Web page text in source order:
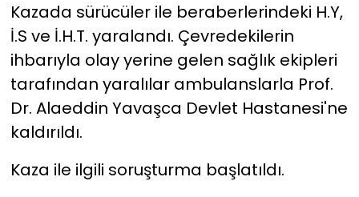
Kazada sürücüler ile beraberlerindeki H.Y,
İ.S ve İ.H.T. yaralandı. Çevredekilerin
ihbarıyla olay yerine gelen sağlık ekipleri
tarafından yaralılar ambulanslarla Prof.
Dr. Alaeddin Yavaşca Devlet Hastanesi'ne
kaldırıldı.
Kaza ile ilgili soruşturma başlatıldı.